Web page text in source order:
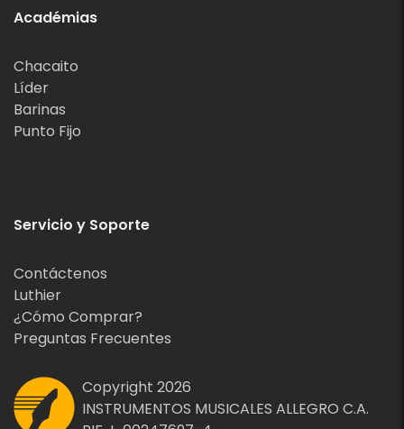
Académias
Chacaito
Líder
Barinas
Punto Fijo
Servicio y Soporte
Contáctenos
Luthier
¿Cómo Comprar?
Preguntas Frecuentes
Copyright 2026
INSTRUMENTOS MUSICALES ALLEGRO C.A.